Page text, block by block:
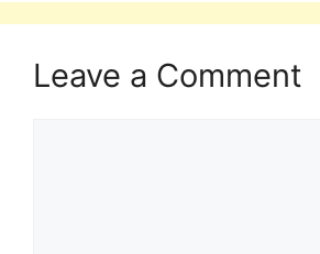
Leave a Comment